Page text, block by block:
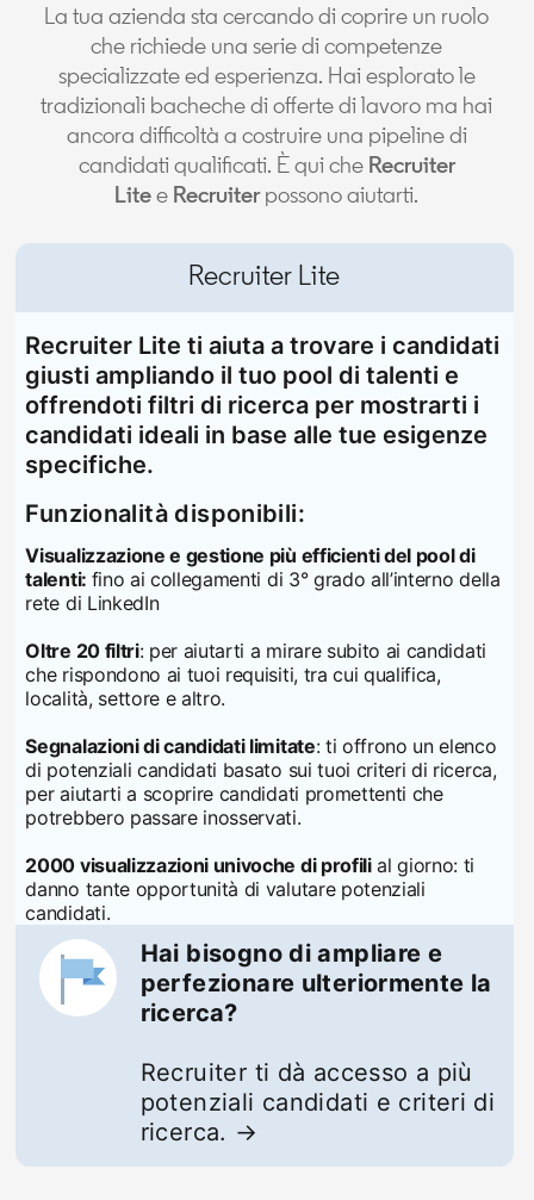
La tua azienda sta cercando di coprire un ruolo
che richiede una serie di competenze
specializzate ed esperienza. Hai esplorato le
tradizionali bacheche di offerte di lavoro ma hai
ancora difficoltà a costruire una pipeline di
candidati qualificati. È qui che Recruiter
Litee Recruiterpossono aiutarti.
Recruiter Lite
Recruiter Lite ti aiuta a trovare i candidati
giusti ampliando il tuo pool di talenti e
offrendoti filtri di ricerca per mostrarti i
candidati ideali in base alle tue esigenze
specifiche.
Funzionalità disponibili:
Visualizzazione e gestione più efficienti del pool di
talenti: fino ai collegamenti di 3° grado all’interno della
rete di LinkedIn
Oltre 20 filtri: per aiutarti a mirare subito ai candidati
che rispondono ai tuoi requisiti, tra cui qualifica,
località, settore e altro.
Segnalazioni di candidati limitate: ti offrono un elenco
di potenziali candidati basato sui tuoi criteri di ricerca,
per aiutarti a scoprire candidati promettenti che
potrebbero passare inosservati.
2000 visualizzazioni univoche di profilial giorno: ti
danno tante opportunità di valutare potenziali
candidati.
Hai bisogno di ampliare e
perfezionare ulteriormente la
ricerca?
Recruiter ti dà accesso a più
potenziali candidati e criteri di
ricerca. →